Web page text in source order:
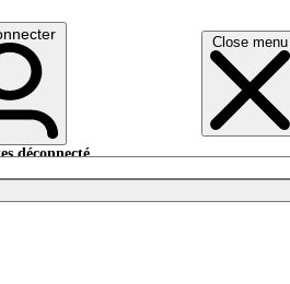
Close menu
déconnecté.